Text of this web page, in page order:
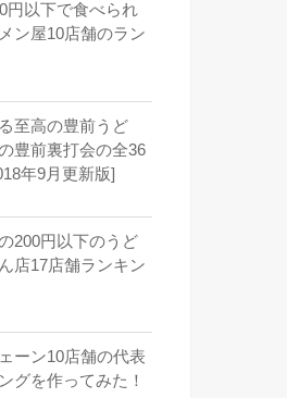
円以下で食べられ
ン屋10店舗のラン
至高の豊前うど
豊前裏打会の全36
年9月更新版]
200円以下のうど
店17店舗ランキン
ーン10店舗の代表
グを作ってみた！